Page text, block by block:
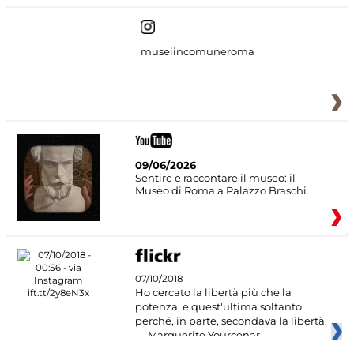
museiincomuneroma
09/06/2026
Sentire e raccontare il museo: il
Museo di Roma a Palazzo Braschi
07/10/2018
Ho cercato la libertà più che la
potenza, e quest'ultima soltanto
perché, in parte, secondava la libertà.
— Marguerite Yourcenar